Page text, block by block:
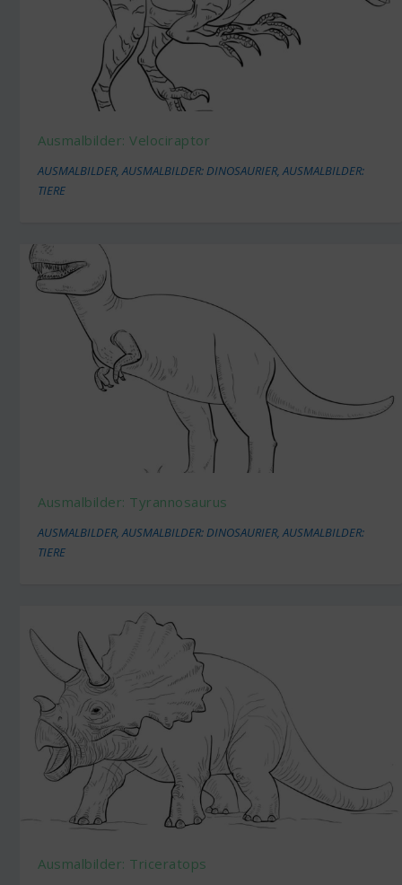
Ausmalbilder: Velociraptor
AUSMALBILDER,AUSMALBILDER: DINOSAURIER,AUSMALBILDER:
TIERE
Ausmalbilder: Tyrannosaurus
AUSMALBILDER,AUSMALBILDER: DINOSAURIER,AUSMALBILDER:
TIERE
Ausmalbilder: Triceratops